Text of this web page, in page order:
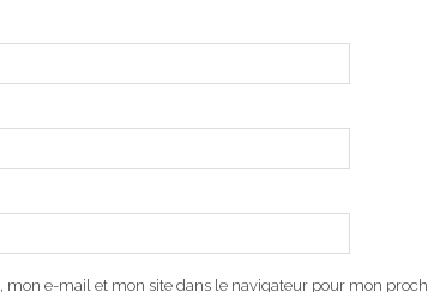
mon e-mail et mon site dans le navigateur pour mon